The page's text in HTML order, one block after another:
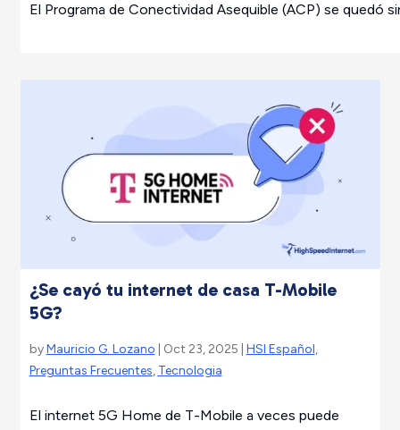
El Programa de Conectividad Asequible (ACP) se quedó
¿Se cayó tu internet de casa T-Mobile
5G?
byMauricio G. Lozano | Oct 23, 2025 | HSI Español,
Preguntas Frecuentes, Tecnologia
El internet 5G Home de T-Mobile a veces puede